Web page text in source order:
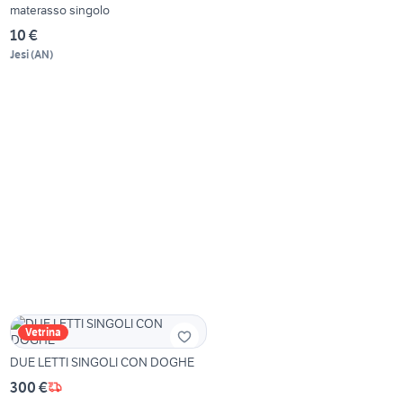
materasso singolo
10 €
Jesi(AN)
Vetrina
DUE LETTI SINGOLI CON DOGHE
300 €